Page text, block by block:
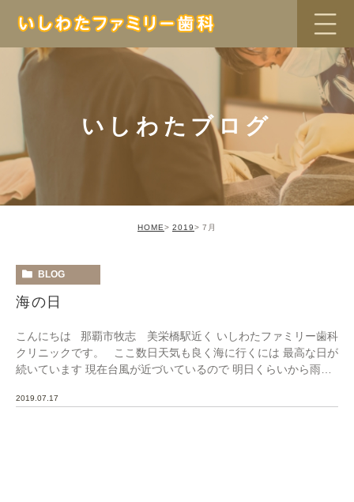
いしわたブログ
HOME 2019 7月
BLOG
海の日
こんにちは 那覇市牧志 美栄橋駅近く いしわたファミリー歯科
クリニックです。 ここ数日天気も良く海に行くには 最高な日が
続いています 現在台風が近づいているので 明日くらいから雨が
2019.07.17